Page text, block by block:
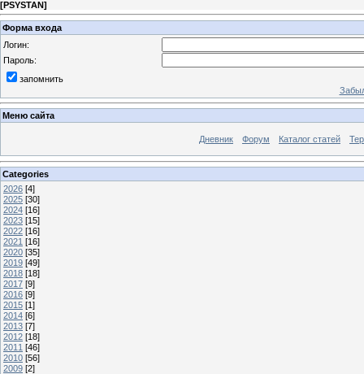
[PSYSTAN]
Форма входа
Логин:
Пароль:
запомнить
Меню сайта
Дневник Форум Каталог статей
Categories
2026 [4]
2025 [30]
2024 [16]
2023 [15]
2022 [16]
2021 [16]
2020 [35]
2019 [49]
2018 [18]
2017 [9]
2016 [9]
2015 [1]
2014 [6]
2013 [7]
2012 [18]
2011 [46]
2010 [56]
2009 [2]